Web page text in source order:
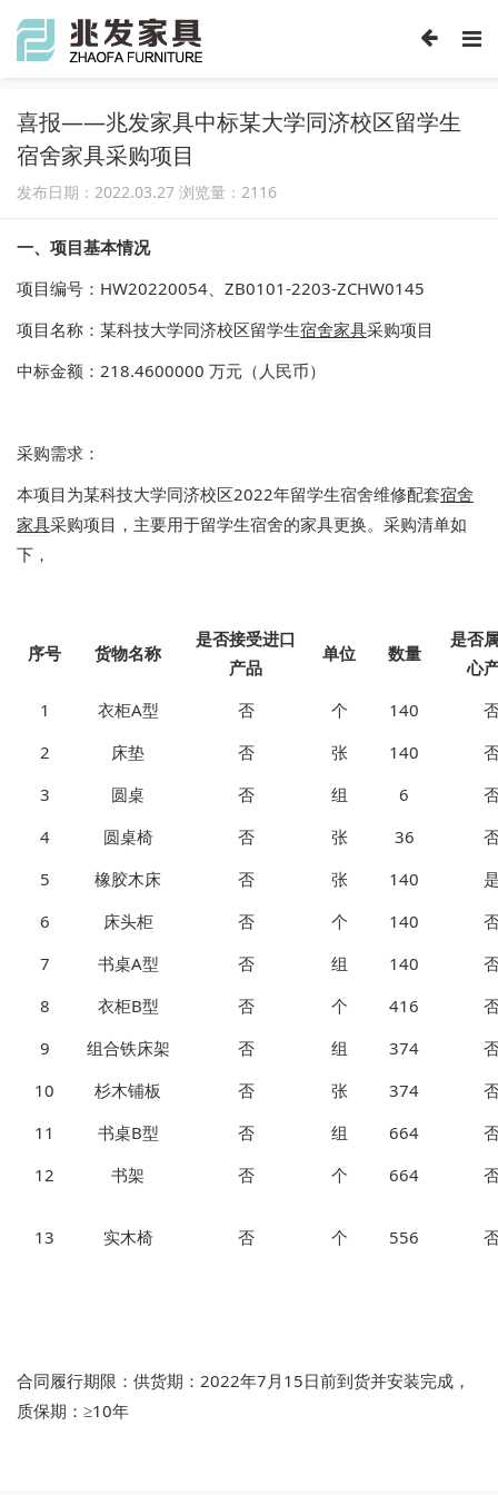
喜报——兆发家具中标某大学同济校区留学生
宿舍家具采购项目
发布日期：2022.03.27 浏览量： 2116
一、项目基本情况
项目编号：HW20220054、ZB0101-2203-ZCHW0145
项目名称：某科技大学同济校区留学生宿舍家具采购项目
中标金额：218.4600000 万元（人民币）
采购需求：
本项目为某科技大学同济校区2022年留学生宿舍维修配套宿舍
家具采购项目，主要用于留学生宿舍的家具更换。采购清单如
下，
序号 货物名称
是否接受进口
产品
单位 数量
是否
心
1
衣柜A型 否 个 140
2
床垫 否 张 140
3
圆桌 否 组 6
4
圆桌椅 否 张 36
5
橡胶木床 否 张 140
6
床头柜 否 个 140
7
书桌A型 否 组 140
8
衣柜B型 否 个 416
9
组合铁床架 否 组 374
10
杉木铺板 否 张 374
11
书桌B型 否 组 664
12
书架 否 个 664
13 实木椅 否 个 556
合同履行期限：供货期：2022年7月15日前到货并安装完成，
质保期：≥10年